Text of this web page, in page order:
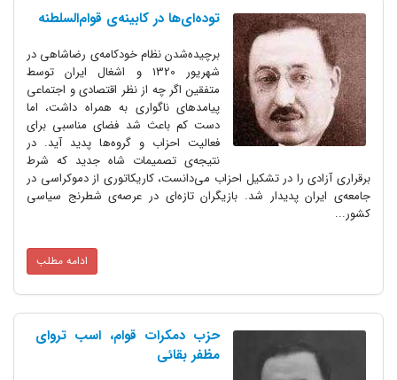
توده‌ای‌ها در کابینه‌ی قوام‌السلطنه
برچیده‌شدن نظام خودکامه‌ی رضاشاهی در
شهریور 1320 و اشغال ایران توسط
متفقین اگر چه از نظر اقتصادی و اجتماعی
پیامدهای ناگواری به همراه داشت، اما
دست کم باعث شد فضای مناسبی برای
فعالیت احزاب و گروه‌ها پدید آید. در
نتیجه‌ی تصمیمات شاه جدید که شرط
برقراری آزادی را در تشکیل احزاب می‌دانست، کاریکاتوری از دموکراسی در
جامعه‌ی ایران پدیدار شد. بازیگران تازه‌ای در عرصه‌‌ی شطرنج سیاسی
کشور...
ادامه مطلب
حزب دمکرات قوام، اسب تروای
مظفر بقائی